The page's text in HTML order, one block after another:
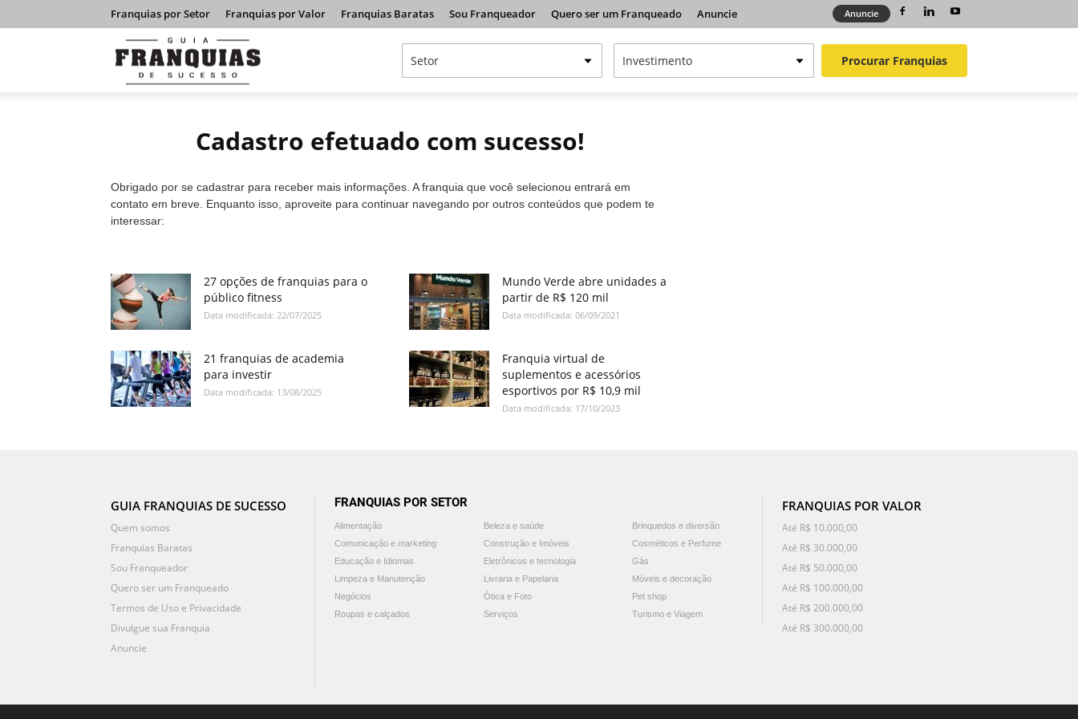
Franquias por Setor Franquias por Valor Franquias Baratas Sou Franqueador Quero ser um Franqueado Anuncie Anuncie
de
Procurar Franquias
Cadastro efetuado com sucesso!
Obrigado por se cadastrar para receber mais informações. A franquia que você selecionou entrará em
contato em breve. Enquanto isso, aproveite para continuar navegando por outros conteúdos que podem te
interessar:
27 opções de franquias para o
público fitness
Data modificada: 22/07/2025
Mundo Verde abre unidades a
partir de R$ 120 mil
Data modificada: 06/09/2021
21 franquias de academia
para investir
Data modificada: 13/08/2025
Franquia virtual de
suplementos e acessórios
esportivos por R$ 10,9 mil
Data modificada: 17/10/2023
GUIA FRANQUIAS DE SUCESSO
Quem somos
Franquias Baratas
Sou Franqueador
Quero ser um Franqueado
Termos de Uso e Privacidade
Divulgue sua Franquia
Anuncie
FRANQUIAS POR SETOR
Alimentação Beleza e saúde
Brinquedos e diversão
Comunicação e marketing
Construção e Imóveis
Cosméticos e Perfume
Educação e Idiomas
Eletrônicos e tecnologia
Gás
Limpeza e Manutenção
Livraria e Papelaria
Móveis e decoração
Negócios
Ótica e Foto
Pet shop
Roupas e calçados
Serviços Turismo e Viagem
FRANQUIAS POR VALOR
Até R$ 10.000,00
Até R$ 30.000,00
Até R$ 50.000,00
Até R$ 100.000,00
Até R$ 200.000,00
Até R$ 300.000,00